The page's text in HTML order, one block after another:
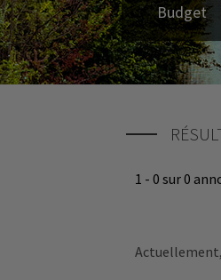
Budget
1 - 0 sur 0
Actuellement,